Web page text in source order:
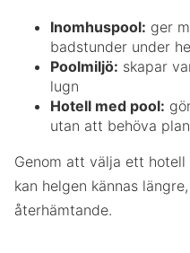
Inomhuspool: ger
badstunder under
Poolmiljö: skapar
lugn
Hotell med pool:
utan att behöva
Genom att välja ett
kan helgen kännas
återhämtande.